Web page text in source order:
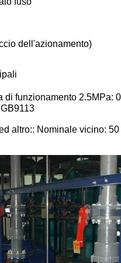
dell'azionamento)
di funzionamento 2.5MPa:
altro:: Nominale vicino: 50